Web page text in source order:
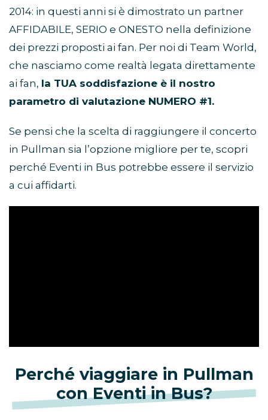
2014: in questi anni si è dimostrato un partner
AFFIDABILE, SERIO e ONESTO nella definizione
dei prezzi proposti ai fan. Per noi di Team World,
che nasciamo come realtà legata direttamente
ai fan, la TUA soddisfazione è il nostro
parametro di valutazione NUMERO #1.
Se pensi che la scelta di raggiungere il concerto
in Pullman sia l’opzione migliore per te, scopri
perché Eventi in Bus potrebbe essere il servizio
a cui affidarti.
Perché viaggiare in Pullman
con Eventi in Bus?